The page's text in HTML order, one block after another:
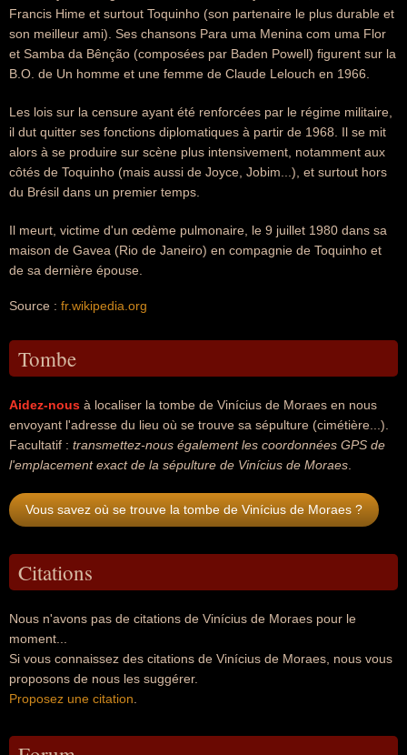
Francis Hime et surtout Toquinho (son partenaire le plus durable et
son meilleur ami). Ses chansons Para uma Menina com uma Flor
et Samba da Bênção (composées par Baden Powell) figurent sur la
B.O. de Un homme et une femme de Claude Lelouch en 1966.
Les lois sur la censure ayant été renforcées par le régime militaire,
il dut quitter ses fonctions diplomatiques à partir de 1968. Il se mit
alors à se produire sur scène plus intensivement, notamment aux
côtés de Toquinho (mais aussi de Joyce, Jobim...), et surtout hors
du Brésil dans un premier temps.
Il meurt, victime d'un œdème pulmonaire, le 9 juillet 1980 dans sa
maison de Gavea (Rio de Janeiro) en compagnie de Toquinho et
de sa dernière épouse.
Source : fr.wikipedia.org
Tombe
Aidez-nous à localiser la tombe de Vinícius de Moraes en nous
envoyant l'adresse du lieu où se trouve sa sépulture (cimétière...).
Facultatif : transmettez-nous également les coordonnées GPS de
l'emplacement exact de la sépulture de Vinícius de Moraes
Vous savez où se trouve la tombe de Vinícius de Moraes ?
Citations
Nous n'avons pas de citations de Vinícius de Moraes pour le
moment...
Si vous connaissez des citations de Vinícius de Moraes, nous vous
proposons de nous les suggérer.
Proposez une citation